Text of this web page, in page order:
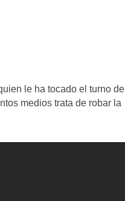
le ha tocado el turno de
medios trata de robar la